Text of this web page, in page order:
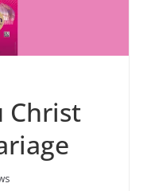
Christ